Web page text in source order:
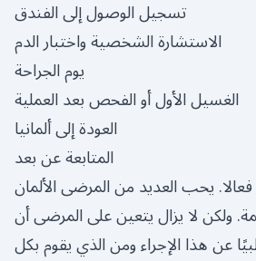
تسجيل الوصول إلى الفندق
الاستشارة الشخصية واختبار الدم
يوم الجراحة
الغسيل الأول أو الفحص بعد العملية
العودة إلى ألمانيا
المتابعة عن بعد
يحب العديد من المرضى الألمان
ولكن لا يزال يتعين على المرضى أن
عن هذا الإجراء ومن الذي يقوم بكل